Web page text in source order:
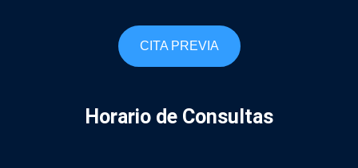
CITA PREVIA
Horario de Consultas